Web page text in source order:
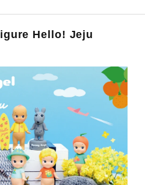
Hello! Jeju